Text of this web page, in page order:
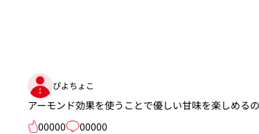
ぴよちょこ
アーモンド効果を使うことで優しい甘味を楽しめる
00000
00000